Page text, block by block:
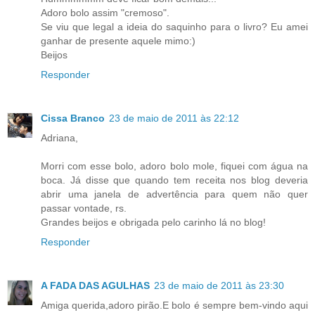
Adoro bolo assim "cremoso".
Se viu que legal a ideia do saquinho para o livro? Eu amei
ganhar de presente aquele mimo:)
Beijos
Responder
Cissa Branco 23 de maio de 2011 às 22:12
Adriana,
Morri com esse bolo, adoro bolo mole, fiquei com água na
boca. Já disse que quando tem receita nos blog deveria
abrir uma janela de advertência para quem não quer
passar vontade, rs.
Grandes beijos e obrigada pelo carinho lá no blog!
Responder
A FADA DAS AGULHAS 23 de maio de 2011 às 23:30
Amiga querida,adoro pirão.E bolo é sempre bem-vindo aqui